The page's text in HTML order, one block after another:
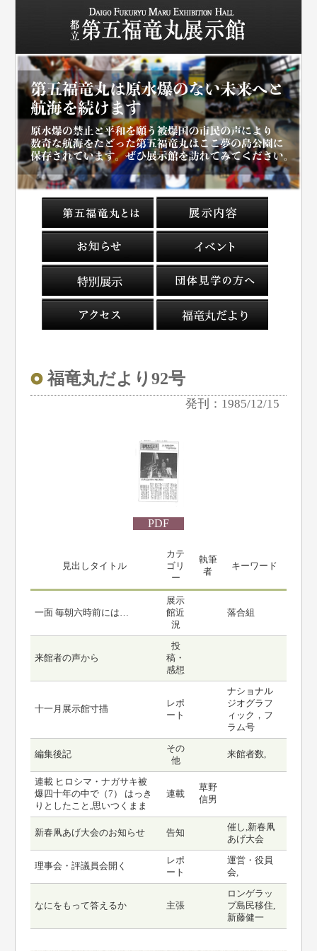
福竜丸だより92号
発刊：1985/12/15
PDF
見出しタイトル
カテ
ゴリ
ー
執筆
者
キーワード
一面 毎朝六時前には…
展示
館近
況
落合組
来館者の声から
投
稿・
感想
十一月展示館寸描
レポ
ート
ナショナル
ジオグラフ
ィック，フ
ラム号
編集後記
その
他
来館者数,
連載 ヒロシマ・ナガサキ被
爆四十年の中で（7） はっき
りとしたこと,思いつくまま
連載
草野
信男
新春凧あげ大会のお知らせ 告知
催し,新春凧
あげ大会
理事会・評議員会開く
レポ
ート
運営・役員
会,
なにをもって答えるか 主張
ロンゲラッ
プ島民移住,
新藤健一